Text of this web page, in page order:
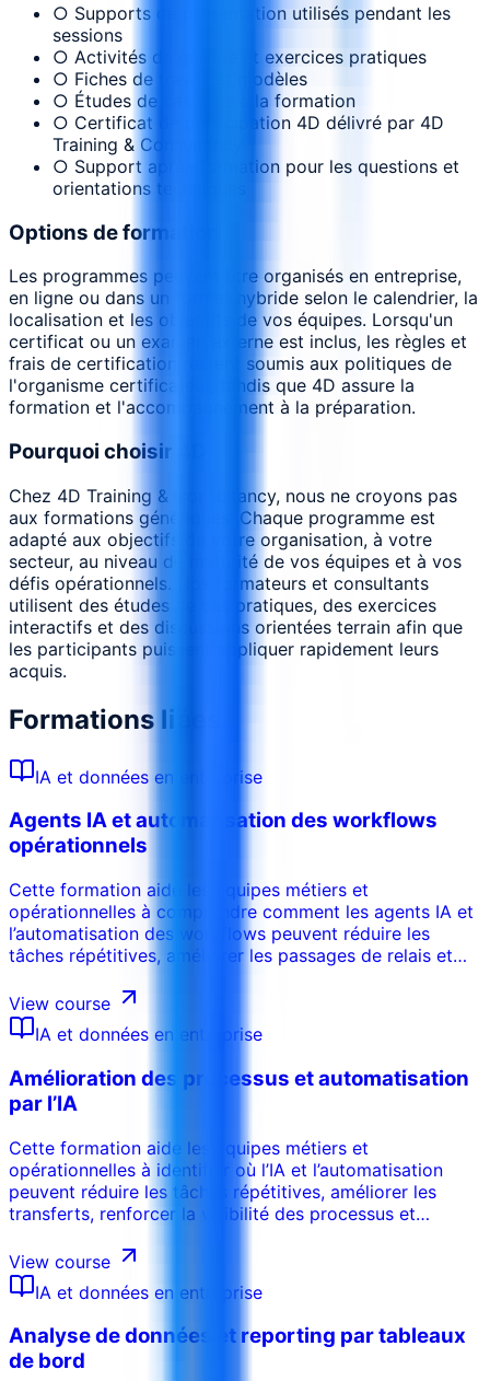
○ Supports de présentation utilisés pendant les
sessions
○ Activités de groupe et exercices pratiques
○ Fiches de travail et modèles
○ Études de cas liées à la formation
○ Certificat de participation 4D délivré par 4D
Training & Consultancy
○ Support après formation pour les questions et
orientations techniques
Options de formation
Les programmes peuvent être organisés en entreprise,
en ligne ou dans un format hybride selon le calendrier, la
localisation et les objectifs de vos équipes. Lorsqu'un
certificat ou un examen externe est inclus, les règles et
frais de certification restent soumis aux politiques de
l'organisme certificateur, tandis que 4D assure la
formation et l'accompagnement à la préparation.
Pourquoi choisir 4D
Chez 4D Training & Consultancy, nous ne croyons pas
aux formations génériques. Chaque programme est
adapté aux objectifs de votre organisation, à votre
secteur, au niveau de maturité de vos équipes et à vos
défis opérationnels. Nos formateurs et consultants
utilisent des études de cas pratiques, des exercices
interactifs et des discussions orientées terrain afin que
les participants puissent appliquer rapidement leurs
acquis.
Formations liées
IA et données en entreprise
Agents IA et automatisation des workflows
opérationnels
Cette formation aide les équipes métiers et
opérationnelles à comprendre comment les agents IA et
l’automatisation des workflows peuvent réduire les
tâches répétitives, améliorer les passages de relais et
cartographier les processus, identifier les opportunités
d’automatisation, concevoir des contrôles avec
validation humaine et gérer les risques avant le
déploiement.
View course
IA et données en entreprise
Amélioration des processus et automatisation
par l’IA
Cette formation aide les équipes métiers et
opérationnelles à identifier où l’IA et l’automatisation
peuvent réduire les tâches répétitives, améliorer les
transferts, renforcer la visibilité des processus et
apprennent à cartographier les workflows, évaluer les
opportunités d’automatisation, définir les points de
validation humaine et construire des plans d’amélioration
pratiques.
View course
IA et données en entreprise
Analyse de données et reporting par tableaux
de bord